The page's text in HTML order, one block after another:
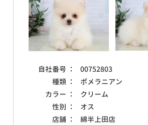
自社番号 ：
00752803
種類 ：
ポメラニアン
カラー ：
クリーム
性別 ：
オス
店舗 ：
綿半上田店